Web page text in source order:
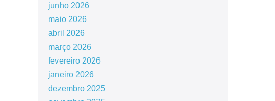
junho 2026
maio 2026
abril 2026
março 2026
fevereiro 2026
janeiro 2026
dezembro 2025